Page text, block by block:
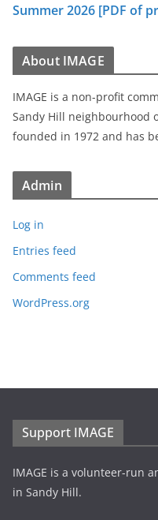
Summer 2026 [PDF of
About IMAGE
IMAGE is a non-profit
Sandy Hill neighbourhood
founded in 1972 and has
Admin
Log in
Entries feed
Comments feed
WordPress.org
Support IMAGE
IMAGE is a volunteer-run
in Sandy Hill.